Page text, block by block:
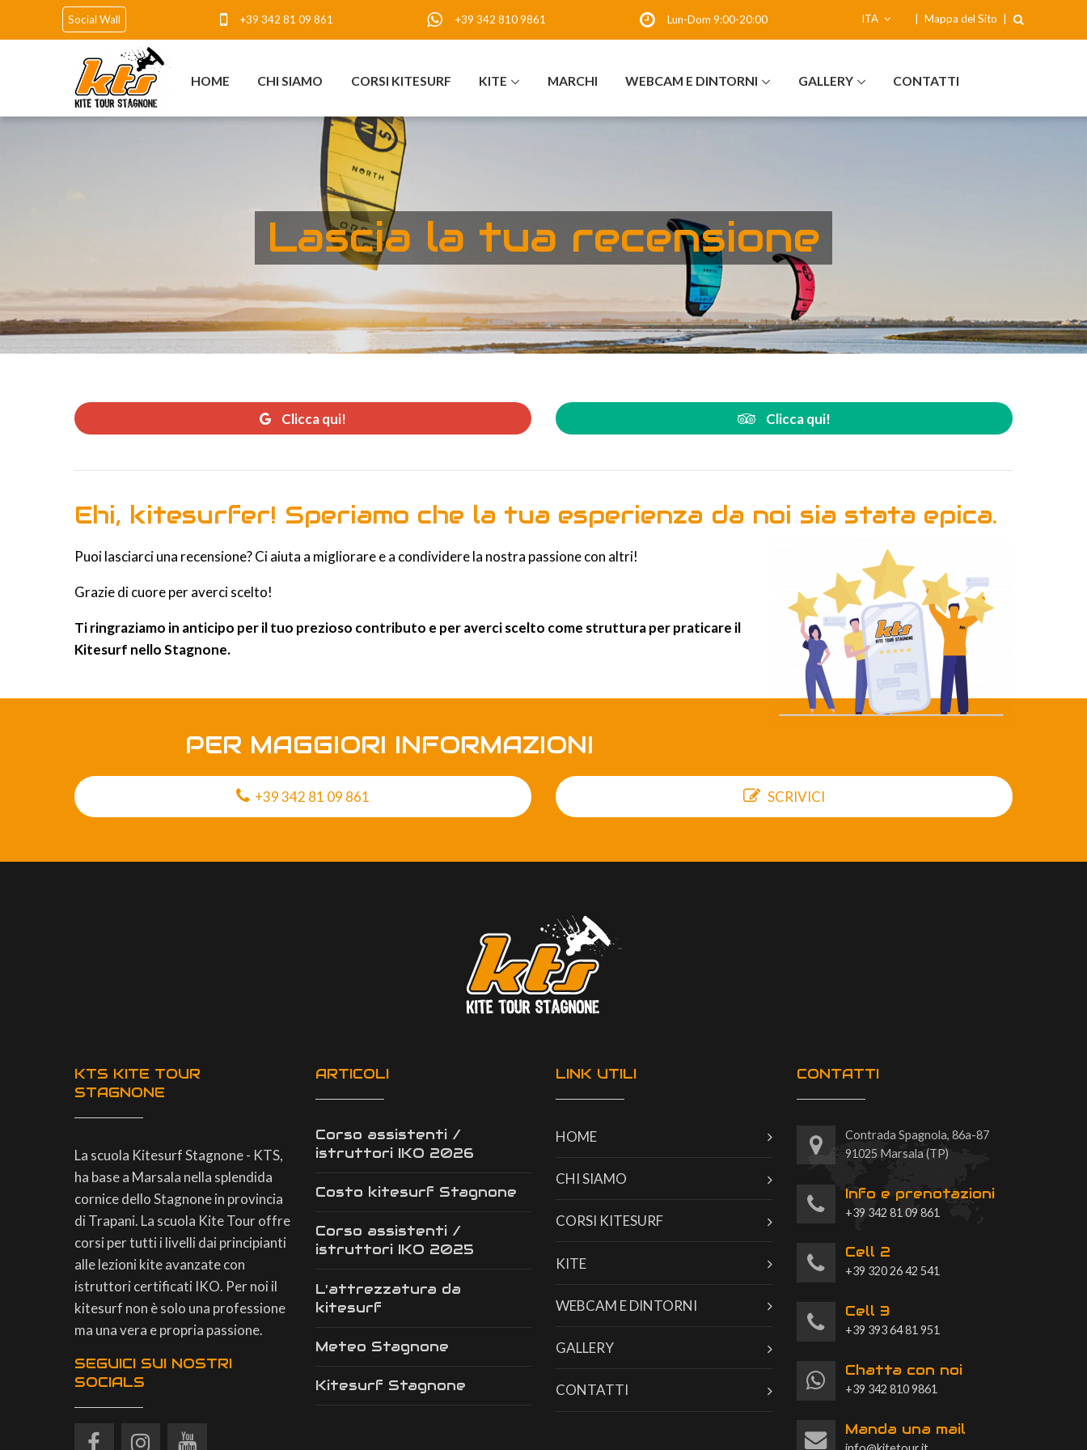
Social Wall +39 342 81 09 861 +39 342 810 9861 Lun-Dom 9:00-20:00 ITA Mappa del Sito
HOME CHI SIAMO CORSI KITESURF KITE MARCHI WEBCAM E DINTORNI GALLERY CONTATTI
Lascia la tua recensione
Clicca qui! Clicca qui!
Ehi, kitesurfer! Speriamo che la tua esperienza da noi sia stata epica.
Puoi lasciarci una recensione? Ci aiuta a migliorare e a condividere la nostra passione con altri!
Grazie di cuore per averci scelto!
Ti ringraziamo in anticipo per il tuo prezioso contributo e per averci scelto come struttura per praticare il
Kitesurf nello Stagnone.
PER MAGGIORI INFORMAZIONI
+39 342 81 09 861 SCRIVICI
KTS KITE TOUR
STAGNONE
La scuola Kitesurf Stagnone - KTS,
ha base a Marsala nella splendida
cornice dello Stagnone in provincia
di Trapani. La scuola Kite Tour offre
corsi per tutti i livelli dai principianti
alle lezioni kite avanzate con
istruttori certificati IKO. Per noi il
kitesurf non è solo una professione
ma una vera e propria passione.
SEGUICI SUI NOSTRI
SOCIALS
ARTICOLI
Corso assistenti /
istruttori IKO 2026
Costo kitesurf Stagnone
Corso assistenti /
istruttori IKO 2025
L'attrezzatura da
kitesurf
Meteo Stagnone
Kitesurf Stagnone
LINK UTILI
HOME
CHI SIAMO
CORSI KITESURF
KITE
WEBCAM E DINTORNI
GALLERY
CONTATTI
CONTATTI
Contrada Spagnola, 86a-87
91025 Marsala (TP)
Info e prenotazioni
+39 342 81 09 861
Cell 2
+39 320 26 42 541
Cell 3
+39 393 64 81 951
Chatta con noi
+39 342 810 9861
Manda una mail